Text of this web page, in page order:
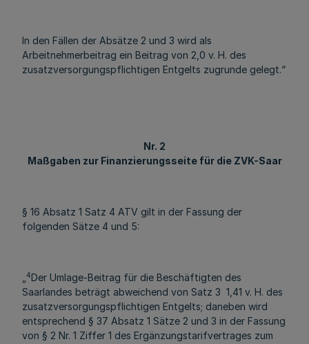
In den Fällen der Absätze 2 und 3 wird als
Arbeitnehmerbeitrag ein Beitrag von 2,0 v. H. des
zusatzversorgungspflichtigen Entgelts zugrunde gelegt.“
Nr. 2
Maßgaben zur Finanzierungsseite für die ZVK-Saar
§ 16 Absatz 1 Satz 4 ATV gilt in der Fassung der
folgenden Sätze 4 und 5:
4Der Umlage-Beitrag für die Beschäftigten des
Saarlandes beträgt abweichend von Satz 3 1,41 v. H. des
zusatzversorgungspflichtigen Entgelts; daneben wird
entsprechend § 37 Absatz 1 Sätze 2 und 3 in der Fassung
von § 2 Nr. 1 Ziffer 1 des Ergänzungstarifvertrages zum